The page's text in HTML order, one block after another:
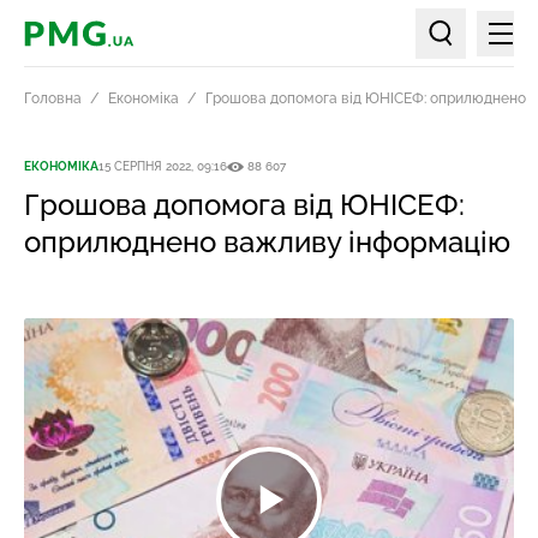
PMG.ua
Пошук по
Головна Економіка Грошова допомога від ЮНІСЕФ: оприлюднено
ЕКОНОМІКА15 СЕРПНЯ 2022, 09:16 88 607
Грошова допомога від ЮНІСЕФ:
оприлюднено важливу інформацію